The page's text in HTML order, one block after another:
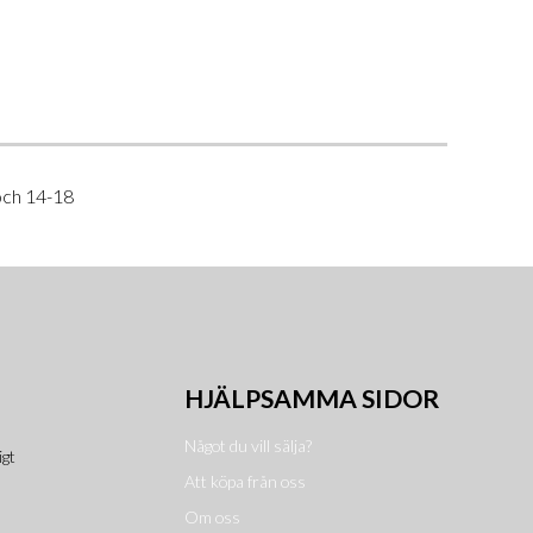
14-18
HJÄLPSAMMA SIDOR
Något du vill sälja?
Att köpa från oss
Om oss